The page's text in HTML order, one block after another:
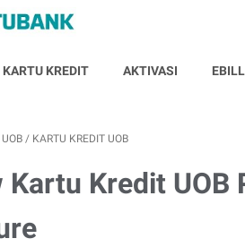
KARTU KREDIT AKTIVASI
/ KARTU KREDIT UOB
Kartu Kredit UOB